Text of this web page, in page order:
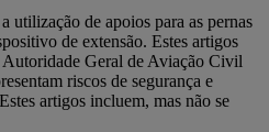
utilização de apoios para as pernas
de extensão. Estes artigos
Autoridade Geral de Aviação Civil
riscos de segurança e
artigos incluem, mas não se